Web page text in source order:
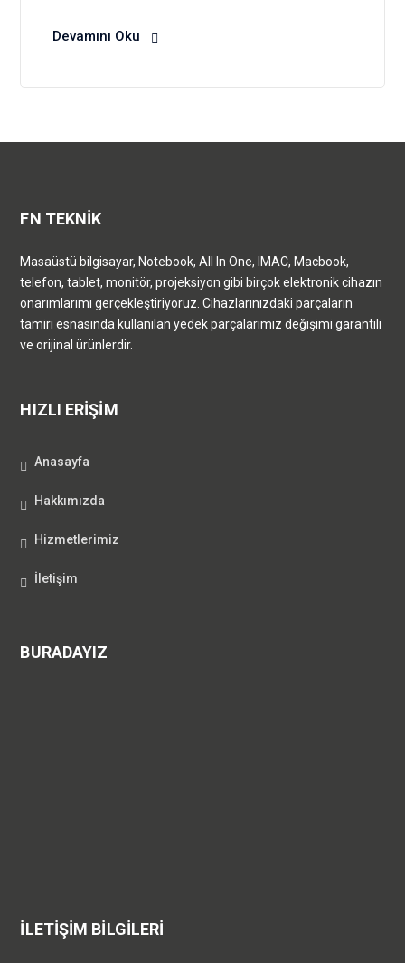
Devamını Oku
FN TEKNİK
Masaüstü bilgisayar, Notebook, All In One, IMAC, Macbook,
telefon, tablet, monitör, projeksiyon gibi birçok elektronik cihazın
onarımlarımı gerçekleştiriyoruz. Cihazlarınızdaki parçaların
tamiri esnasında kullanılan yedek parçalarımız değişimi garantili
ve orijinal ürünlerdir.
HIZLI ERİŞİM
Anasayfa
Hakkımızda
Hizmetlerimiz
İletişim
BURADAYIZ
İLETİŞİM BİLGİLERİ